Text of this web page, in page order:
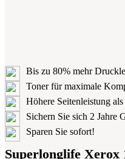
Bis zu 80% mehr
Toner für maximale
Höhere Seitenleistung
Sichern Sie sich 2 Jahre
Sparen Sie sofort!
Superlonglife Xerox